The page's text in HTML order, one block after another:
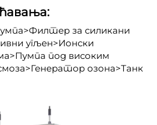
за силикани
угљен>Ионски
под високим
озона>Танк